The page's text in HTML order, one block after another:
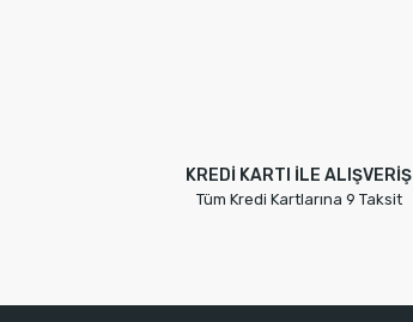
KREDİ KARTI İLE ALIŞVERİŞ
Tüm Kredi Kartlarına 9 Taksit